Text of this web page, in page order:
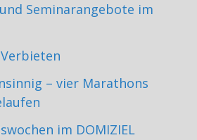
Seminarangebote im
– vier Marathons
im DOMIZIEL